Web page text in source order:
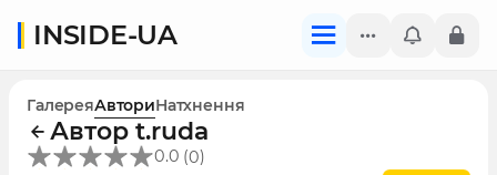
INSIDE-UA
ГалереяАвториНатхнення
Автор t.ruda
0.0 (0)